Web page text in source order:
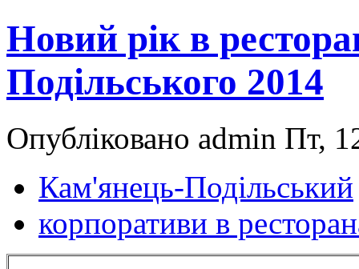
Новий рік в
Подільського 2014
Опубліковано admin Пт,
Кам'янець-Подільський
корпоративи в